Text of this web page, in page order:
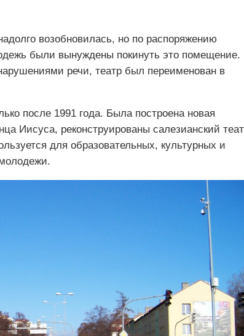
возобновилась, но по распоряжению
были вынуждены покинуть это помещение.
речи, театр был переименован в
после 1991 года. Была построена новая
Иисуса, реконструированы салезианский
для образовательных, культурных и